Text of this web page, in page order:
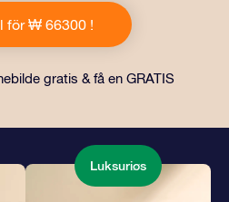
konvolutt og personlige
til en adresse etter eget
og gratis bruk av våre
og kjære på.
för ₩ 66300 !
gratis & få en GRATIS
Luksuriøs